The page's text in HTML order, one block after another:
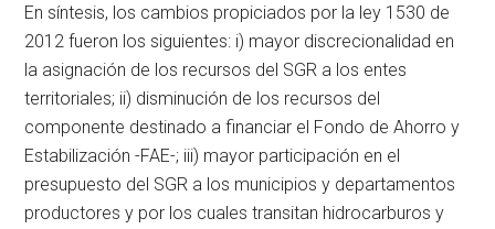
En síntesis, los cambios propiciados por la ley 1530 de
2012 fueron los siguientes: i) mayor discrecionalidad en
la asignación de los recursos del SGR a los entes
territoriales; ii) disminución de los recursos del
componente destinado a financiar el Fondo de Ahorro y
Estabilización -FAE-; iii) mayor participación en el
presupuesto del SGR a los municipios y departamentos
productores y por los cuales transitan hidrocarburos y